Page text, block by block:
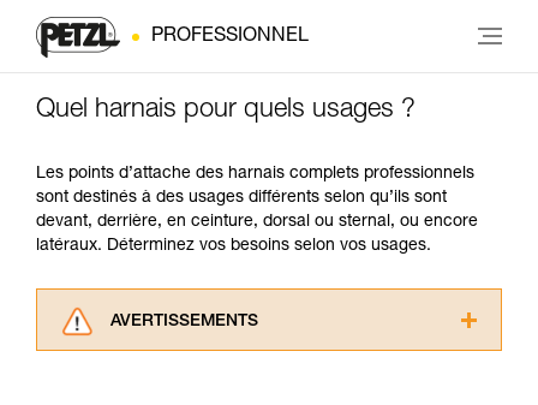
PROFESSIONNEL
Quel harnais pour quels usages ?
Les points d’attache des harnais complets professionnels
sont destinés à des usages différents selon qu’ils sont
devant, derrière, en ceinture, dorsal ou sternal, ou encore
latéraux. Déterminez vos besoins selon vos usages.
AVERTISSEMENTS